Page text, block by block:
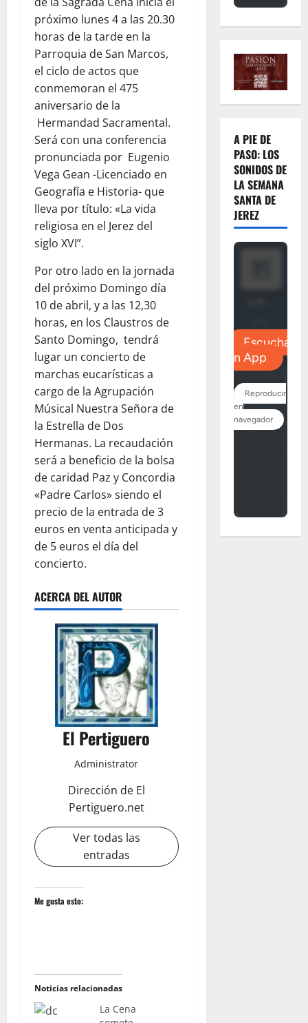
próximo lunes 4 a las 20.30
horas de la tarde en la
Parroquia de San Marcos,
el ciclo de actos que
conmemoran el 475
aniversario de la
Hermandad Sacramental.
Será con una conferencia
pronunciada por Eugenio
Vega Gean -Licenciado en
Geografía e Historia- que
lleva por título: «La vida
religiosa en el Jerez del
siglo XVI”.
Por otro lado en la jornada
del próximo Domingo día
10 de abril, y a las 12,30
horas, en los Claustros de
Santo Domingo, tendrá
lugar un concierto de
marchas eucarísticas a
cargo de la Agrupación
Músical Nuestra Señora de
la Estrella de Dos
Hermanas. La recaudación
será a beneficio de la bolsa
de caridad Paz y Concordia
«Padre Carlos» siendo el
precio de la entrada de 3
euros en venta anticipada y
de 5 euros el día del
concierto.
ACERCA DEL AUTOR
El Pertiguero
Administrator
Dirección de El
Pertiguero.net
Ver todas las
entradas
Me gusta esto:
Noticias relacionadas
La Cena
A PIE DE
PASO: LOS
SONIDOS DE
LA SEMANA
SANTA DE
JEREZ